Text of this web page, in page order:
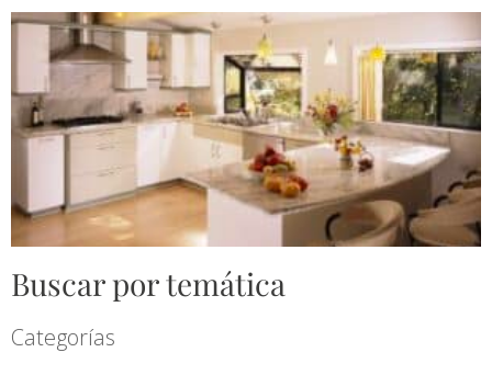
Buscar por temática
Categorías